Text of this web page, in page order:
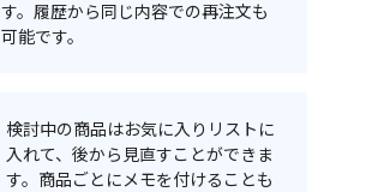
す。履歴から同じ内容での再注文も
可能です。
検討中の商品はお気に入りリストに
入れて、後から見直すことができま
す。商品ごとにメモを付けることも